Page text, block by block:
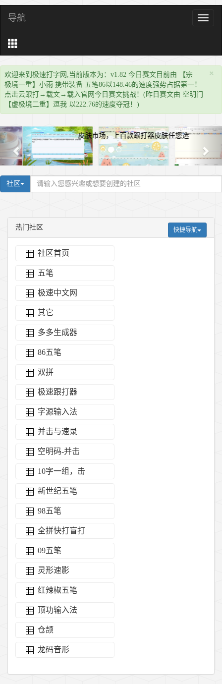
导
导航
×
欢迎来到极速打字网,当前版本为：v1.82 今日赛文目前由 【宗
极境一重】小雨 携带装备 五笔86以148.46的速度强势占据第一！
点击云跟打→载文→载入官网今日赛文挑战！(昨日赛文由 空明门
【虚极境二重】逗我 以222.76的速度夺冠！)
皮肤市场，上百款跟打器皮肤任您选
社区
热门社区 快捷导航
社区首页
五笔
极速中文网
其它
多多生成器
86五笔
双拼
极速跟打器
字源输入法
并击与速录
空明码-并击
10字一组，击
新世纪五笔
98五笔
全拼快打盲打
09五笔
灵形速影
红辣椒五笔
顶功输入法
仓颉
龙码音形